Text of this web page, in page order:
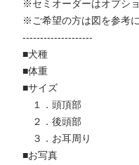
※セミオーダーはオプシ
※ご希望の方は図を参考
--------------------
■犬種
■体重
■サイズ
１．頭頂部
２．後頭部
３．お耳周り
■お写真